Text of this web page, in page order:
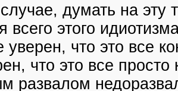
думать на эту
всего этого
что это все
что это все
развалом